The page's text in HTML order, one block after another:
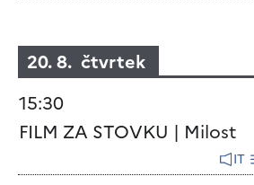
20. 8. čtvrtek
15:30
FILM ZA STOVKU | Milost
IT